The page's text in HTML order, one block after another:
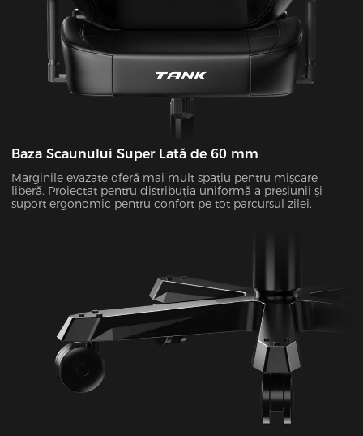
Baza Scaunului Super Lată de 60 mm
Marginile evazate oferă mai mult spațiu pentru mișcare
liberă. Proiectat pentru distribuția uniformă a presiunii și
suport ergonomic pentru confort pe tot parcursul zilei.